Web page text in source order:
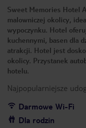
Sweet Memories Hotel
malowniczej okolicy,
wypoczynku. Hotel
kuchennymi, basen dla
atrakcji. Hotel jest
okolicy. Przystanek
hotelu.
Najpopularniejsze
Darmowe Wi-Fi
Dla rodzin